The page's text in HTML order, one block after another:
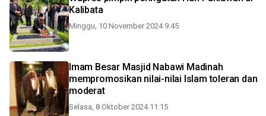
Kalibata
Minggu, 10 November 2024 9:45
Imam Besar Masjid Nabawi Madinah
mempromosikan nilai-nilai Islam toleran dan
moderat
Selasa, 8 Oktober 2024 11:15